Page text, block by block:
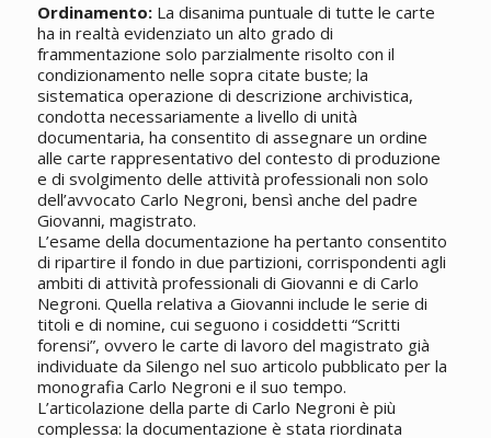
Ordinamento:La disanima puntuale di tutte le carte
ha in realtà evidenziato un alto grado di
frammentazione solo parzialmente risolto con il
condizionamento nelle sopra citate buste; la
sistematica operazione di descrizione archivistica,
condotta necessariamente a livello di unità
documentaria, ha consentito di assegnare un ordine
alle carte rappresentativo del contesto di produzione
e di svolgimento delle attività professionali non solo
dell’avvocato Carlo Negroni, bensì anche del padre
Giovanni, magistrato.
L’esame della documentazione ha pertanto consentito
di ripartire il fondo in due partizioni, corrispondenti agli
ambiti di attività professionali di Giovanni e di Carlo
Negroni. Quella relativa a Giovanni include le serie di
titoli e di nomine, cui seguono i cosiddetti “Scritti
forensi”, ovvero le carte di lavoro del magistrato già
individuate da Silengo nel suo articolo pubblicato per la
monografia Carlo Negroni e il suo tempo.
L’articolazione della parte di Carlo Negroni è più
complessa: la documentazione è stata riordinata